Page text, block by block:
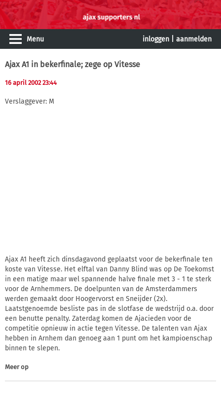
Menu inloggen aanmelden
Ajax A1 in bekerfinale; zege op Vitesse
16 april 2002 23:44
Verslaggever: M
Ajax A1 heeft zich dinsdagavond geplaatst voor de bekerfinale ten
koste van Vitesse. Het elftal van Danny Blind was op De Toekomst
in een matige maar wel spannende halve finale met 3 - 1 te sterk
voor de Arnhemmers. De doelpunten van de Amsterdammers
werden gemaakt door Hoogervorst en Sneijder (2x).
Laatstgenoemde besliste pas in de slotfase de wedstrijd o.a. door
een benutte penalty. Zaterdag komen de Ajacieden voor de
competitie opnieuw in actie tegen Vitesse. De talenten van Ajax
hebben in Arnhem dan genoeg aan 1 punt om het kampioenschap
binnen te slepen.
Meer op